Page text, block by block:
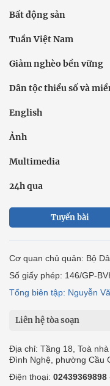
Bất động sản
Tuần Việt Nam
Giảm nghèo bền vững
Dân tộc thiểu số và
English
Ảnh
Multimedia
24h qua
Tuyến bài
Cơ quan chủ quản: Bộ
Số giấy phép: 146/GP-
Tổng biên tập: Nguyễn
Liên hệ tòa soạn
Địa chỉ: Tầng 18, Toà
Đình Nghệ, phường Cầu
Điện thoại: 02439369898